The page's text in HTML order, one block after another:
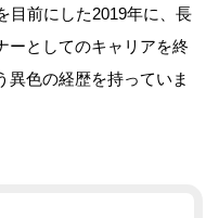
目前にした2019年に、長
ーとしてのキャリアを終
異色の経歴を持っていま